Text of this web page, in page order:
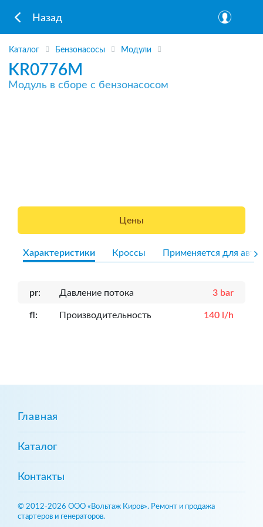
Назад
Каталог Бензонасосы Модули
KR0776M
Модуль в сборе с бензонасосом
Цены
Характеристики Кроссы Применяется для авто
pr: Давление потока 3 bar
fl: Производительность 140 l/h
Главная
Каталог
Контакты
© 2012-2026 ООО «Вольтаж Киров». Ремонт и продажа
стартеров и генераторов.